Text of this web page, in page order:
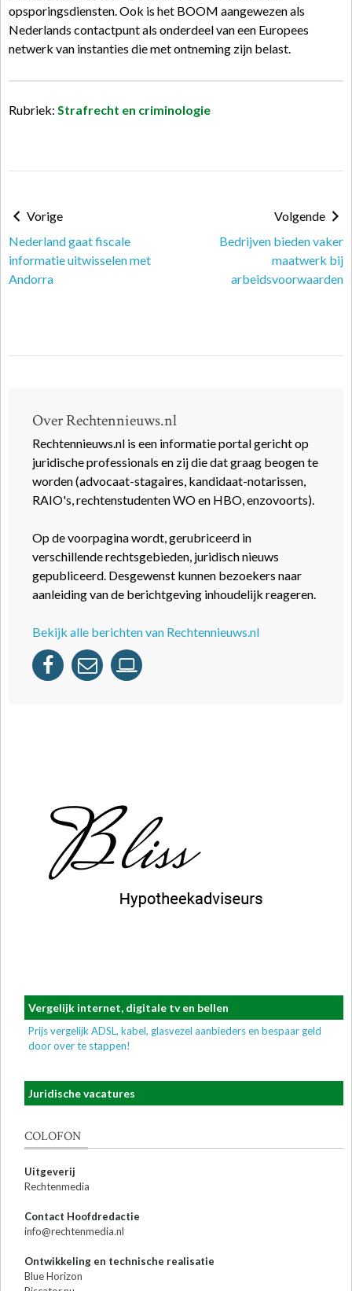
opsporingsdiensten. Ook is het BOOM aangewezen als
Nederlands contactpunt als onderdeel van een Europees
netwerk van instanties die met ontneming zijn belast.
Rubriek: Strafrecht en criminologie
Vorige
Nederland gaat fiscale
informatie uitwisselen met
Andorra
Volgende
Bedrijven bieden vaker
maatwerk bij
arbeidsvoorwaarden
Over Rechtennieuws.nl
Rechtennieuws.nl is een informatie portal gericht op
juridische professionals en zij die dat graag beogen te
worden (advocaat-stagaires, kandidaat-notarissen,
RAIO's, rechtenstudenten WO en HBO, enzovoorts).
Op de voorpagina wordt, gerubriceerd in
verschillende rechtsgebieden, juridisch nieuws
gepubliceerd. Desgewenst kunnen bezoekers naar
aanleiding van de berichtgeving inhoudelijk reageren.
Bekijk alle berichten van Rechtennieuws.nl
Vergelijk internet, digitale tv en bellen
Prijs vergelijk ADSL, kabel, glasvezel aanbieders en bespaar geld
door over te stappen!
Juridische vacatures
COLOFON
Uitgeverij
Rechtenmedia
Contact Hoofdredactie
info@rechtenmedia.nl
Ontwikkeling en technische realisatie
Blue Horizon